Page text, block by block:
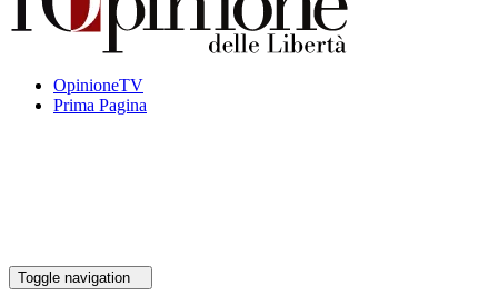
OpinioneTV
Prima Pagina
Toggle navigation